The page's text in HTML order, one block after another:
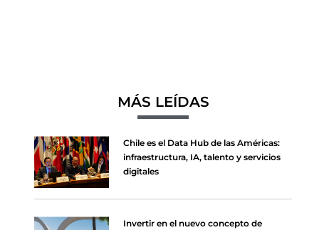
MÁS LEÍDAS
Chile es el Data Hub de las Américas:
infraestructura, IA, talento y servicios
digitales
Invertir en el nuevo concepto de